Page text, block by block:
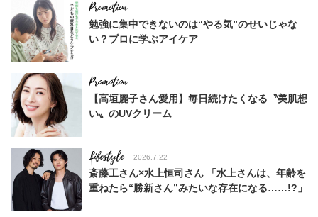
勉強に集中できないのは“やる気”のせいじゃな
い？プロに学ぶアイケア
【高垣麗子さん愛用】毎日続けたくなる〝美肌想
い〟のUVクリーム
Lifestyle 2026.7.22
斎藤工さん×水上恒司さん 「水上さんは、年齢を
重ねたら“勝新さん”みたいな存在になる……!?」